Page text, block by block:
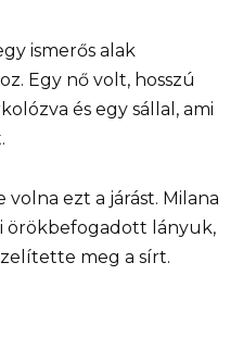
ismerős alak
Egy nő volt, hosszú
és egy sállal, ami
ezt a járást. Milana
örökbefogadott lányuk,
meg a sírt.